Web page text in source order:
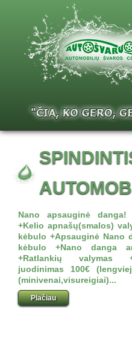
Nano apsauginė danga!
+Kelio apnašų(smalos)
kėbulo +Apsauginė Nano
kėbulo +Nano danga
+Ratlankių valymas
juodinimas 100€
(minivenai,visureigiai)...
Plačiau